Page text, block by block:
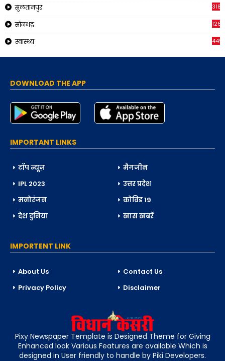
सुलतानपुर 318
सोनभद्र 1266
स्वास्थ्य 449
DOWNLOAD THE APP
IMPORTANT LINKS
टॉप न्यूज़
मैगजीन
IPL 2023
उत्तर प्रदेश
मनोरंजन
कोविड 19
देश दुनिया
खास खबरें
IMPORTENT LINK
About Us
Contact Us
Privacy Policy
Disclaimer
Pixy Newspaper Template is Designed Theme for Giving
Enhanced look Various Features are available Which is
designed in User friendly to handle by Piki Developers.